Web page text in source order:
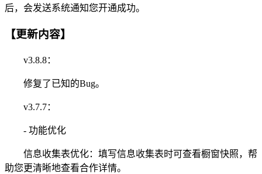
后，会发送系统通知您开通成功。
【更新内容】
v3.8.8：
修复了已知的Bug。
v3.7.7：
- 功能优化
信息收集表优化：填写信息收集表时可查看橱窗快照，帮
助您更清晰地查看合作详情。